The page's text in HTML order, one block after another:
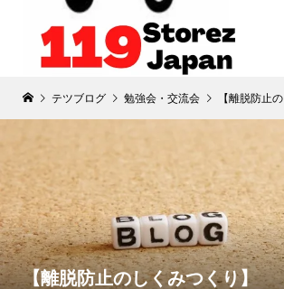
テツブログ 勉強会・交流会 【離脱防止
【離脱防止のしくみつくり】